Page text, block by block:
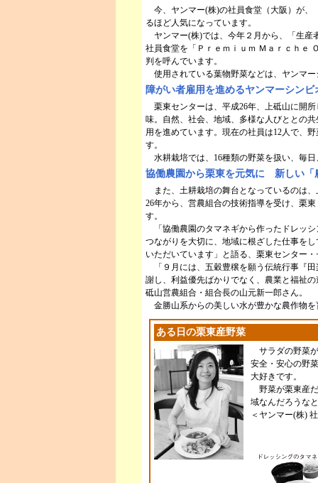
今、ヤンマー(株)の社員食堂（大阪）が、
るほど人気になっています。
ヤンマー(株)では、今年２月から、「生産
社員食堂を「Ｐｒｅｍｉｕｍ Ｍａｒｃｈｅ
判を呼んでいます。
使用されている葉物野菜などは、ヤンマ
障がい者雇用を進めるヤンマーシンビ
栗東センターは、平成26年、上砥山に開
味。自然、社会、地域、多様な人びととの
用を進めています。現在の社員は12人で、
す。
水耕栽培では、16種類の野菜を扱い、毎
協働農園から栗東を元気に 新しい「
また、土耕栽培の舞台となっているのは
26年から、営農組合の技術指導を受け、栗
す。
「協働農園のタマネギから作ったドレッ
つながりを大切に、地域に根ざした仕事を
いただいています」と語る、栗東センター
「９月には、五穀豊穣を願う伝統行事『
謝し、利益優先ばかりでなく、農業と福祉
砥山営農組合・組合長の山元新一郎さん。
金勝山系からの美しい水が豊かな農作物
ある日の栗東産野菜
サラダの野菜
安全・安心の野
大好きです。
野菜が栗東産
域なんだろうな
＜ヤンマー(株)